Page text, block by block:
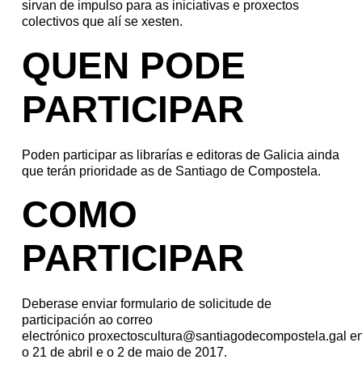
sirvan de impulso para as iniciativas e proxectos
colectivos que alí se xesten.
QUEN PODE
PARTICIPAR
Poden participar as librarías e editoras de Galicia ainda
que terán prioridade as de Santiago de Compostela.
COMO
PARTICIPAR
Deberase enviar formulario de solicitude de
participación ao correo
electrónico proxectoscultura@santiagodecompostela.gal
o 21 de abril e o 2 de maio de 2017.